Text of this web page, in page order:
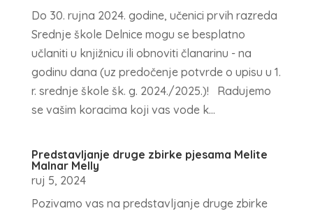
Do 30. rujna 2024. godine, učenici prvih razreda
Srednje škole Delnice mogu se besplatno
učlaniti u knjižnicu ili obnoviti članarinu - na
godinu dana (uz predočenje potvrde o upisu u 1.
r. srednje škole šk. g. 2024./2025.)! Radujemo
se vašim koracima koji vas vode k...
Predstavljanje druge zbirke pjesama Melite
Malnar Melly
ruj 5, 2024
Pozivamo vas na predstavljanje druge zbirke